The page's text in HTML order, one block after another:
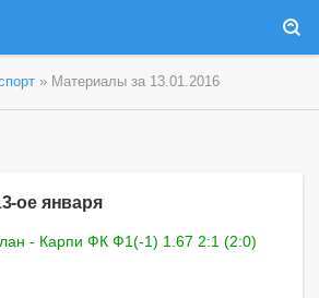
» Материалы за 13.01.2016
ое января
- Карпи ФК Ф1(-1) 1.67 2:1 (2:0)